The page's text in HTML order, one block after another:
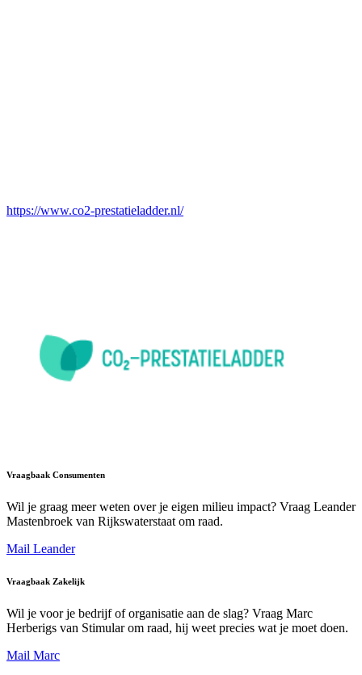
https://www.co2-prestatieladder.nl/
Vraagbaak Consumenten
Wil je graag meer weten over je eigen milieu impact? Vraag Leander
Mastenbroek van Rijkswaterstaat om raad.
Mail Leander
Vraagbaak Zakelijk
Wil je voor je bedrijf of organisatie aan de slag? Vraag Marc
Herberigs van Stimular om raad, hij weet precies wat je moet doen.
Mail Marc